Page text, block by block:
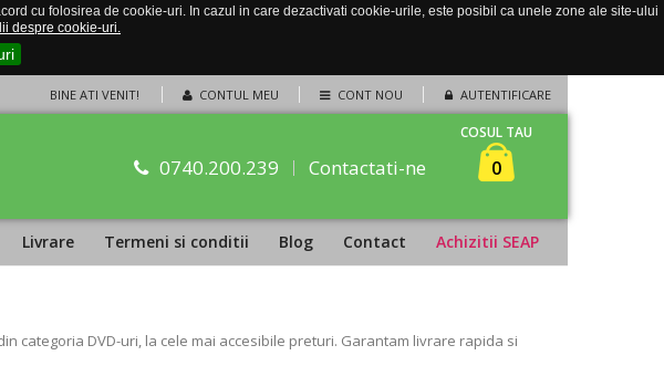
cu folosirea de cookie-uri. In cazul in care dezactivati cookie-urile, este posibil ca unele zone ale site-ului
despre cookie-uri.
CONTUL MEU CONT NOU AUTENTIFICARE
BINE ATI VENIT!
0740.200.239 Contactati-ne
COSUL TAU
0
Livrare Termeni si conditii Blog Contact Achizitii SEAP
categoria DVD-uri, la cele mai accesibile preturi. Garantam livrare rapida si